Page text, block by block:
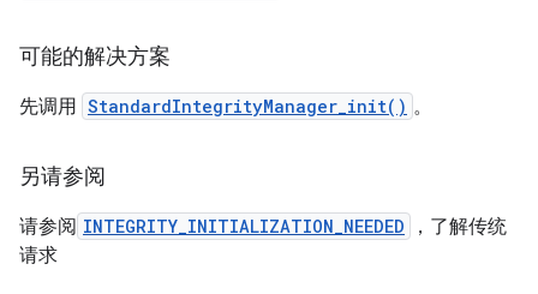
可能的解决方案
先调用 StandardIntegrityManager_init() 。
另请参阅
请参阅 INTEGRITY_INITIALIZATION_NEEDED
，了解传统
请求